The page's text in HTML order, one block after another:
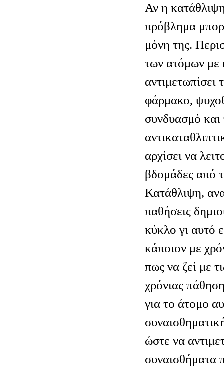
Αν η
πρόβλημα
μόνη της.
των ατόμων με
φάρμακο,
συνδυασμό
αρχίσει να
βδομάδες από
Κατάθλιψη,
παθήσεις
κύκλο γι αυτό
κάποιον με
πως να ζεί με
χρόνιας
για το άτομο
ώστε να
συναισθήματα